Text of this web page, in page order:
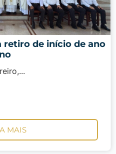
retiro de início de ano
MAIS